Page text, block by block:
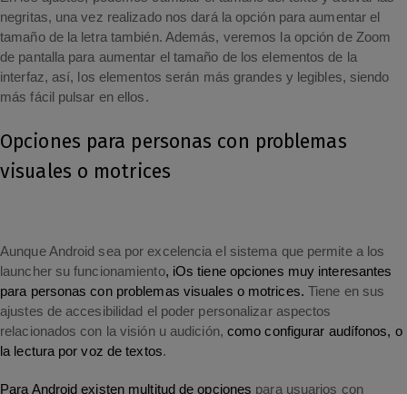
negritas, una vez realizado nos dará la opción para aumentar el
tamaño de la letra también. Además, veremos la opción de Zoom
de pantalla para aumentar el tamaño de los elementos de la
interfaz, así, los elementos serán más grandes y legibles, siendo
más fácil pulsar en ellos.
Opciones para personas con problemas
visuales o motrices
Aunque Android sea por excelencia el sistema que permite a los
launcher su funcionamiento, iOs tiene opciones muy interesantes
para personas con problemas visuales o motrices. Tiene en sus
ajustes de accesibilidad el poder personalizar aspectos
relacionados con la visión u audición, como configurar audífonos, o
la lectura por voz de textos.
Para Android existen multitud de opciones para usuarios con